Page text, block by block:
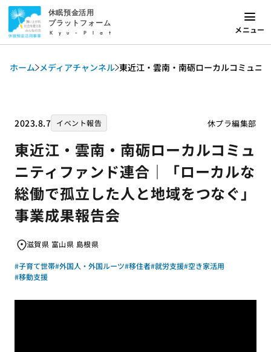
休眠預金活用
プラットフォーム
Kyu-Plat メニュー
ホーム メディアチャンネル 東近江・雲南・南砺ローカルコミュニ
2023.8.7 イベント報告 休プラ編集部
東近江・雲南・南砺ローカルコミュ
ニティファンド連合｜「ローカルな
総働で孤立した人と地域をつなぐ」
事業成果報告会
滋賀県 富山県 島根県
#子育て世帯#外国人・外国ルーツ#移住者#就労支援#空き家活用
#移動支援